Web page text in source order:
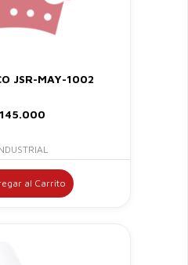
JSR-MAY-1002
al Carrito